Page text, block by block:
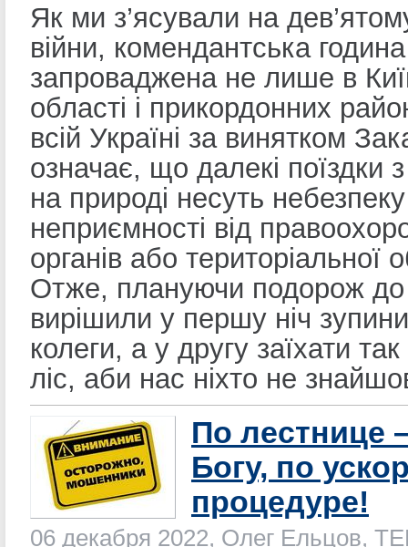
Як ми з’ясували на
війни, комендантська година
запроваджена не лише в
області і прикордонних
всій Україні за винятком
означає, що далекі поїздки
на природі несуть
неприємності від
органів або територіальної
Отже, плануючи подорож
вирішили у першу ніч
колеги, а у другу заїхати
ліс, аби нас ніхто не
По лестнице
Богу, по
процедуре!
06 декабря 2022, Олег Ельцов,